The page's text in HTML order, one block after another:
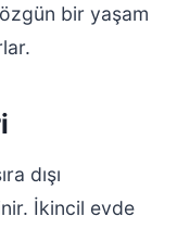
özgün bir yaşam
dışı
İkincil evde